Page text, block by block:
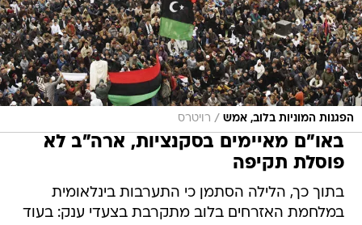
הפגנות המוניות בלוב, אמש / רויטרס
באו"ם מאיימים בסקנציות, ארה"ב לא
פוסלת תקיפה
בתוך כך, הלילה הסתמן כי התערבות בינלאומית
במלחמת האזרחים בלוב מתקרבת בצעדי ענק: בעוד